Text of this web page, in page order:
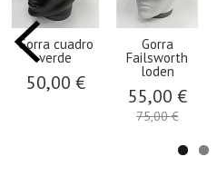
Gorra cuadro
verde
50,00 €
Gorra
Failsworth
loden
55,00 €
75,00 €